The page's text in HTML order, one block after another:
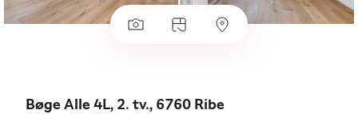
Bøge Alle 4L, 2. tv., 6760 Ribe